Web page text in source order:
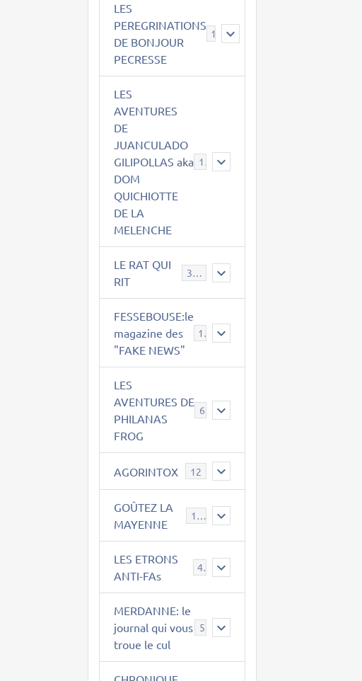
LES
PEREGRINATIONS
DE BONJOUR
PECRESSE
14
LES
AVENTURES
DE
JUANCULADO
GILIPOLLAS aka
DOM
QUICHIOTTE
DE LA
MELENCHE
119
LE RAT QUI
RIT
395
FESSEBOUSE:le
magazine des
"FAKE NEWS"
19
LES
AVENTURES DE
PHILANAS
FROG
AGORINTOX 12
GOÛTEZ LA
MAYENNE
189
LES ETRONS
ANTI-FAs
4
MERDANNE: le
journal qui vous
troue le cul